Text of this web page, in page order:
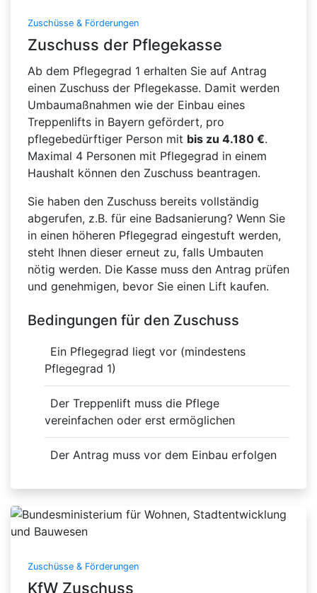
Zuschüsse & Förderungen
Zuschuss der Pflegekasse
Ab dem Pflegegrad 1 erhalten Sie auf Antrag
einen Zuschuss der Pflegekasse. Damit werden
Umbaumaßnahmen wie der Einbau eines
Treppenlifts in Bayern gefördert, pro
pflegebedürftiger Person mit bis zu 4.180 €.
Maximal 4 Personen mit Pflegegrad in einem
Haushalt können den Zuschuss beantragen.
Sie haben den Zuschuss bereits vollständig
abgerufen, z.B. für eine Badsanierung? Wenn Sie
in einen höheren Pflegegrad eingestuft werden,
steht Ihnen dieser erneut zu, falls Umbauten
nötig werden. Die Kasse muss den Antrag prüfen
und genehmigen, bevor Sie einen Lift kaufen.
Bedingungen für den Zuschuss
Ein Pflegegrad liegt vor (mindestens
Pflegegrad 1)
Der Treppenlift muss die Pflege
vereinfachen oder erst ermöglichen
Der Antrag muss vor dem Einbau erfolgen
Zuschüsse & Förderungen
KfW Zuschuss